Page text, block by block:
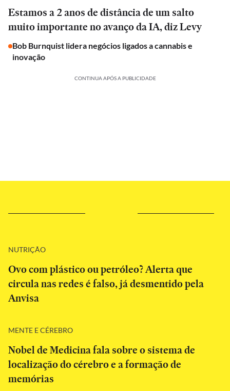
Estamos a 2 anos de distância de um salto
muito importante no avanço da IA, diz Levy
Bob Burnquist lidera negócios ligados a cannabis e
inovação
CONTINUA APÓS A PUBLICIDADE
NUTRIÇÃO
Ovo com plástico ou petróleo? Alerta que
circula nas redes é falso, já desmentido pela
Anvisa
MENTE E CÉREBRO
Nobel de Medicina fala sobre o sistema de
localização do cérebro e a formação de
memórias